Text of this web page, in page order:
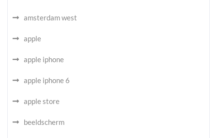
amsterdam west
apple
apple iphone
apple iphone 6
apple store
beeldscherm